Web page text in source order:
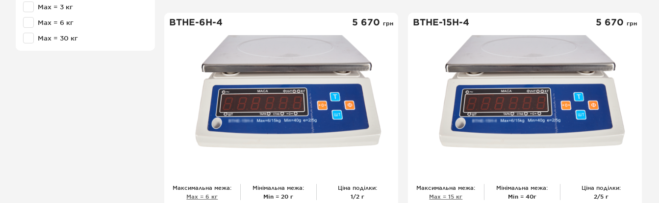
Мах = 3 кг
Мах = 6 кг
Мах = 30 кг
- запам'ятовування ціни: 7 осередків пам'яті;
ВТНЕ-6Н-4 5 670 грн
Максимальна межа:
Мах = 6 кг
Мінімальна межа:
Міn = 20 г
Ціна поділки:
1/2 г
ВТНЕ-15Н-4 5 670 грн
Максимальна межа:
Мах = 15 кг
Мінімальна межа:
Міn = 40г
Ціна поділки:
2/5 г